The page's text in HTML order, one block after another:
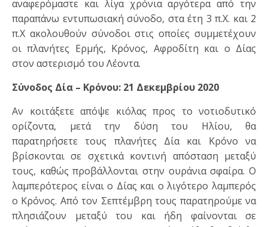
αναφερόμαστε και λίγα χρόνια αργότερα από την
παραπάνω εντυπωσιακή σύνοδο, στα έτη 3 π.Χ. και 2
π.Χ ακολουθούν σύνοδοι στις οποίες συμμετέχουν
οι πλανήτες Ερμής, Κρόνος, Αφροδίτη και ο Δίας
στον αστερισμό του Λέοντα.
Σύνοδος Δία – Κρόνου: 21 Δεκεμβρίου 2020
Αν κοιτάξετε απόψε κιόλας προς το νοτιοδυτικό
ορίζοντα, μετά την δύση του Ηλίου, θα
παρατηρήσετε τους πλανήτες Δία και Κρόνο να
βρίσκονται σε σχετικά κοντινή απόσταση μεταξύ
τους, καθώς προβάλλονται στην ουράνια σφαίρα. Ο
λαμπερότερος είναι ο Δίας και ο λιγότερο λαμπερός
ο Κρόνος. Από τον Σεπτέμβρη τους παρατηρούμε να
πλησιάζουν μεταξύ του και ήδη φαίνονται σε